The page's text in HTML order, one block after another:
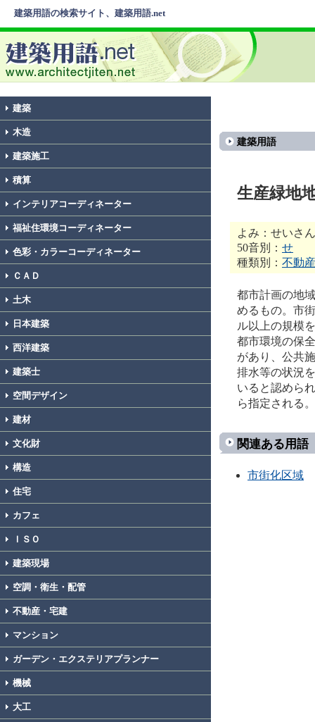
建築用語の検索サイト、建築用語.net
建築
木造
建築施工
積算
インテリアコーディネーター
福祉住環境コーディネーター
色彩・カラーコーディネーター
ＣＡＤ
土木
日本建築
西洋建築
建築士
空間デザイン
建材
文化財
構造
住宅
カフェ
ＩＳＯ
建築現場
空調・衛生・配管
不動産・宅建
マンション
ガーデン・エクステリアプランナー
機械
大工
建築用語
生産緑地
よみ：せいさ
50音別： せ
種類別： 不動
都市計画の地
めるもの。市
ル以上の規模
都市環境の保
があり、公共
排水等の状況
いると認めら
ら指定される。
関連ある用語
市街化区域